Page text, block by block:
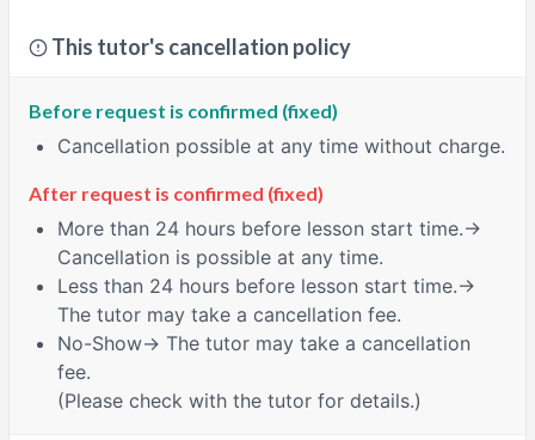
This tutor's cancellation policy
Before request is confirmed (fixed)
Cancellation possible at any time without charge.
After request is confirmed (fixed)
More than 24 hours before lesson start time.→
Cancellation is possible at any time.
Less than 24 hours before lesson start time.→
The tutor may take a cancellation fee.
No-Show→ The tutor may take a cancellation
fee.
(Please check with the tutor for details.)